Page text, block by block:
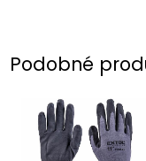
Podobné